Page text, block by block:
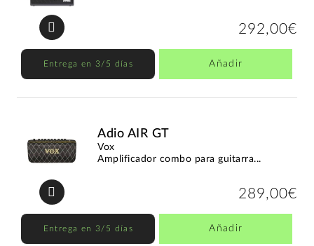
292,00€
Entrega en 3/5 días Añadir
Adio AIR GT
Vox
Amplificador combo para guitarra...
289,00€
Entrega en 3/5 días Añadir